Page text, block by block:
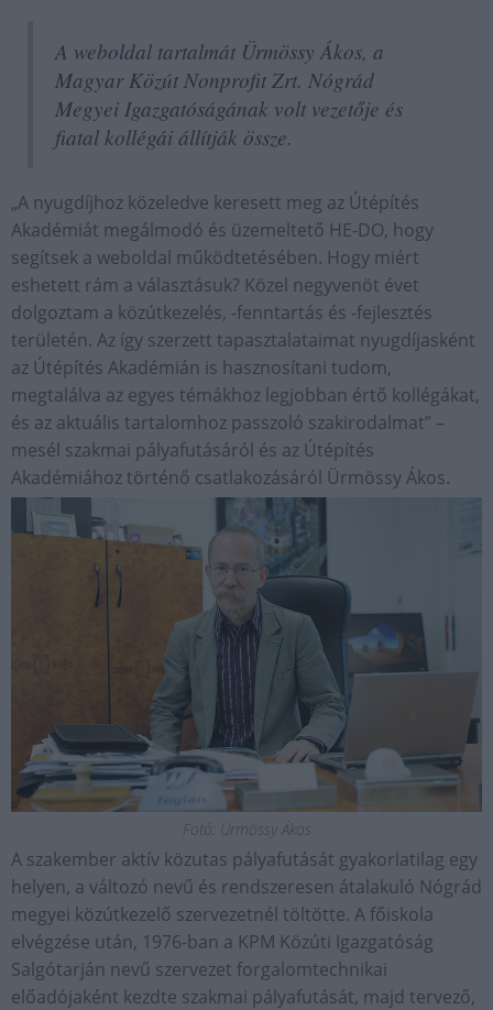
A weboldal tartalmát Ürmössy Ákos, a
Magyar Közút Nonprofit Zrt. Nógrád
Megyei Igazgatóságának volt vezetője és
fiatal kollégái állítják össze.
„A nyugdíjhoz közeledve keresett meg az Útépítés
Akadémiát megálmodó és üzemeltető HE-DO, hogy
segítsek a weboldal működtetésében. Hogy miért
eshetett rám a választásuk? Közel negyvenöt évet
dolgoztam a közútkezelés, -fenntartás és -fejlesztés
területén. Az így szerzett tapasztalataimat nyugdíjasként
az Útépítés Akadémián is hasznosítani tudom,
megtalálva az egyes témákhoz legjobban értő kollégákat,
és az aktuális tartalomhoz passzoló szakirodalmat” –
mesél szakmai pályafutásáról és az Útépítés
Akadémiához történő csatlakozásáról Ürmössy Ákos.
Fotó: Ürmössy Ákos
A szakember aktív közutas pályafutását gyakorlatilag egy
helyen, a változó nevű és rendszeresen átalakuló Nógrád
megyei közútkezelő szervezetnél töltötte. A főiskola
elvégzése után, 1976-ban a KPM Közúti Igazgatóság
Salgótarján nevű szervezet forgalomtechnikai
előadójaként kezdte szakmai pályafutását, majd tervező,